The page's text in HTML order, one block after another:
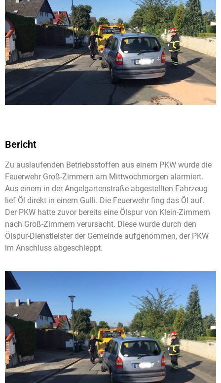
Bericht
Zu auslaufenden Betriebsstoffen aus einem PKW wurde die
Feuerwehr Groß-Zimmern am Mittwochmorgen alarmiert.
Aus einem in der Angelgartenstraße abgestellten Fahrzeug
lief Öl direkt in einem Gulli. Die Feuerwehr fing das Öl auf.
Der PKW hatte zuvor bereits eine Ölspur von Klein-Zimmern
nach Groß-Zimmern verursacht. Diese wurde durch den
Ölspur-Dienstleister der Gemeinde aufgenommen, der PKW
im Anschluss abgeschleppt.